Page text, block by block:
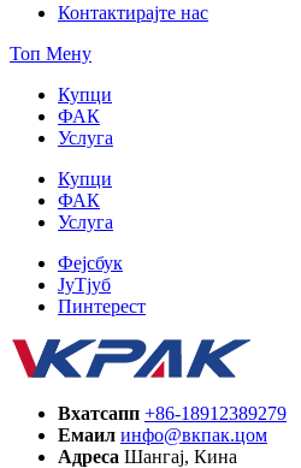
Контактирајте нас
Топ Мену
Купци
ФАК
Услуга
Купци
ФАК
Услуга
Фејсбук
ЈуТјуб
Пинтерест
Вхатсапп +86-18912389279
Емаил инфо@вкпак.цом
Адреса Шангај, Кина